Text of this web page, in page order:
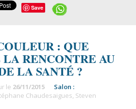
Save
: QUE
RENCONTRE AU
LA SANTÉ ?
le 26/11/2015
Salon :
Chaudesaigues, Steven